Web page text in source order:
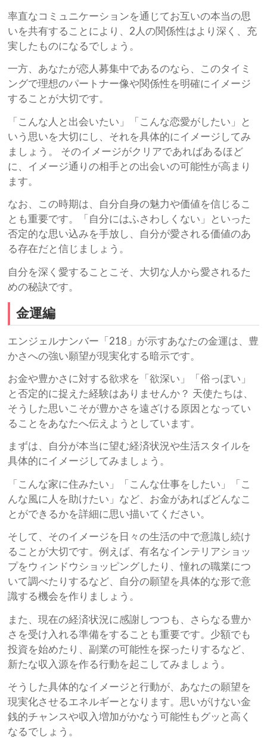
率直なコミュニケーションを通じてお互いの本当の思
いを共有することにより、2人の関係性はより深く、充
実したものになるでしょう。
一方、あなたが恋人募集中であるのなら、このタイミ
ングで理想のパートナー像や関係性を明確にイメージ
することが大切です。
「こんな人と出会いたい」「こんな恋愛がしたい」と
いう思いを大切にし、それを具体的にイメージしてみ
ましょう。 そのイメージがクリアであればあるほど
に、イメージ通りの相手との出会いの可能性が高まり
ます。
なお、この時期は、自分自身の魅力や価値を信じるこ
とも重要です。「自分にはふさわしくない」といった
否定的な思い込みを手放し、自分が愛される価値のあ
る存在だと信じましょう。
自分を深く愛することこそ、大切な人から愛されるた
めの秘訣です。
金運編
エンジェルナンバー「218」が示すあなたの金運は、豊
かさへの強い願望が現実化する暗示です。
お金や豊かさに対する欲求を「欲深い」「俗っぽい」
と否定的に捉えた経験はありませんか？ 天使たちは、
そうした思いこそが豊かさを遠ざける原因となってい
ることをあなたへ伝えようとしています。
まずは、自分が本当に望む経済状況や生活スタイルを
具体的にイメージしてみましょう。
「こんな家に住みたい」「こんな仕事をしたい」「こ
んな風に人を助けたい」など、お金があればどんなこ
とができるかを詳細に思い描いてください。
そして、そのイメージを日々の生活の中で意識し続け
ることが大切です。例えば、有名なインテリアショッ
プをウィンドウショッピングしたり、憧れの職業につ
いて調べたりするなど、自分の願望を具体的な形で意
識する機会を作りましょう。
また、現在の経済状況に感謝しつつも、さらなる豊か
さを受け入れる準備をすることも重要です。少額でも
投資を始めたり、副業の可能性を探ったりするなど、
新たな収入源を作る行動を起こしてみましょう。
そうした具体的なイメージと行動が、あなたの願望を
現実化させるエネルギーとなります。思いがけない金
銭的チャンスや収入増加がかなう可能性もグッと高く
なるでしょう。